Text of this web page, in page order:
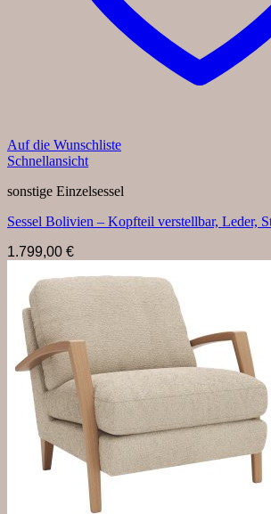
Auf die Wunschliste
Schnellansicht
sonstige Einzelsessel
Sessel Bolivien – Kopfteil verstellbar, Leder,
1.799,00 €